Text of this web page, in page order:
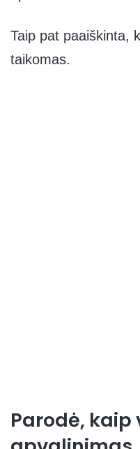
Taip pat paaiškinta,
taikomas.
Parodė, kaip